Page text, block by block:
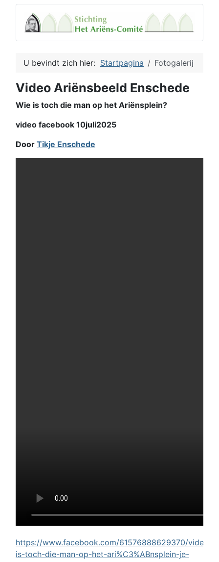
U bevindt zich hier: Startpagina Fotogalerij
Video Ariënsbeeld Enschede
Wie is toch die man op het Ariënsplein?
video facebook 10juli2025
Door Tikje Enschede
https://www.facebook.com/61576888629370/videos/
is-toch-die-man-op-het-ari%C3%ABnsplein-je-